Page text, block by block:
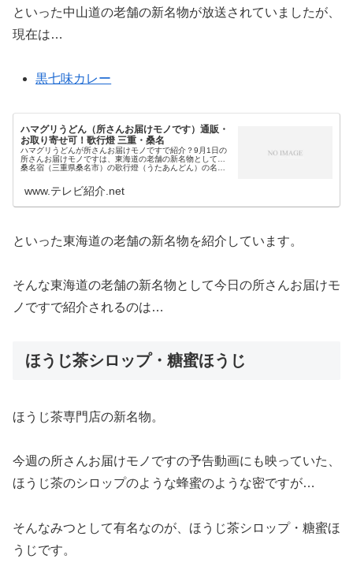
といった中山道の老舗の新名物が放送されていましたが、
現在は…
黒七味カレー
ハマグリうどん（所さんお届けモノです）通販・
お取り寄せ可！歌行燈 三重・桑名
ハマグリうどんが所さんお届けモノですで紹介？9月1日の
所さんお届けモノですは、東海道の老舗の新名物として…
桑名宿（三重県桑名市）の歌行燈（うたあんどん）の名物
きるのハマグリうどんが紹...
www.テレビ紹介.net
といった東海道の老舗の新名物を紹介しています。
そんな東海道の老舗の新名物として今日の所さんお届けモ
ノですで紹介されるのは…
ほうじ茶シロップ・糖蜜ほうじ
ほうじ茶専門店の新名物。
今週の所さんお届けモノですの予告動画にも映っていた、
ほうじ茶のシロップのような蜂蜜のような密ですが…
そんなみつとして有名なのが、ほうじ茶シロップ・糖蜜ほ
うじです。